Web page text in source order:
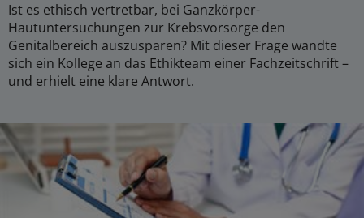
Ist es ethisch vertretbar, bei Ganzkörper-
Hautuntersuchungen zur Krebsvorsorge den
Genitalbereich auszusparen? Mit dieser Frage wandte
sich ein Kollege an das Ethikteam einer Fachzeitschrift –
und erhielt eine klare Antwort.